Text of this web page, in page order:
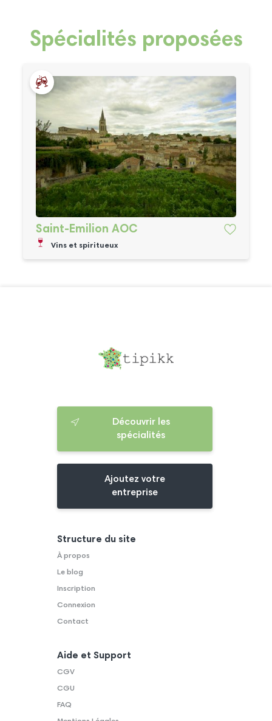
Spécialités proposées
Saint-Emilion AOC
Vins et spiritueux
Découvrir les
spécialités
Ajoutez votre
entreprise
Structure du site
À propos
Le blog
Inscription
Connexion
Contact
Aide et Support
CGV
CGU
FAQ